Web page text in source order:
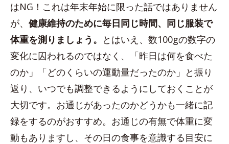
はNG！これは年末年始に限った話ではありません
が、 健康維持のために毎日同じ時間、同じ服装で
体重を測りましょう。 とはいえ、数100gの数字の
変化に囚われるのではなく、「昨日は何を食べた
のか」「どのくらいの運動量だったのか」と振り
返り、いつでも調整できるようにしておくことが
大切です。お通じがあったのかどうかも一緒に記
録をするのがおすすめ。お通じの有無で体重に変
動もありますし、その日の食事を意識する目安に